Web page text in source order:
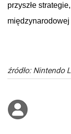
przyszłe strategie,
międzynarodowej
źródło: Nintendo